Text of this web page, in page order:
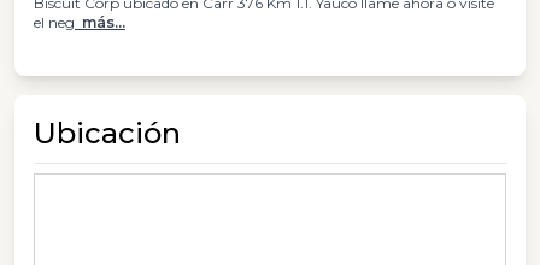
el neg más...
Ubicación